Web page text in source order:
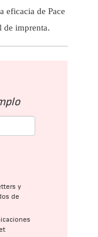
eficacia de Pace
de imprenta.
y
de